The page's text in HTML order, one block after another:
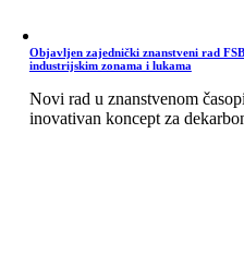
Objavljen zajednički znanstveni rad
industrijskim zonama i lukama
Novi rad u znanstvenom
inovativan koncept za